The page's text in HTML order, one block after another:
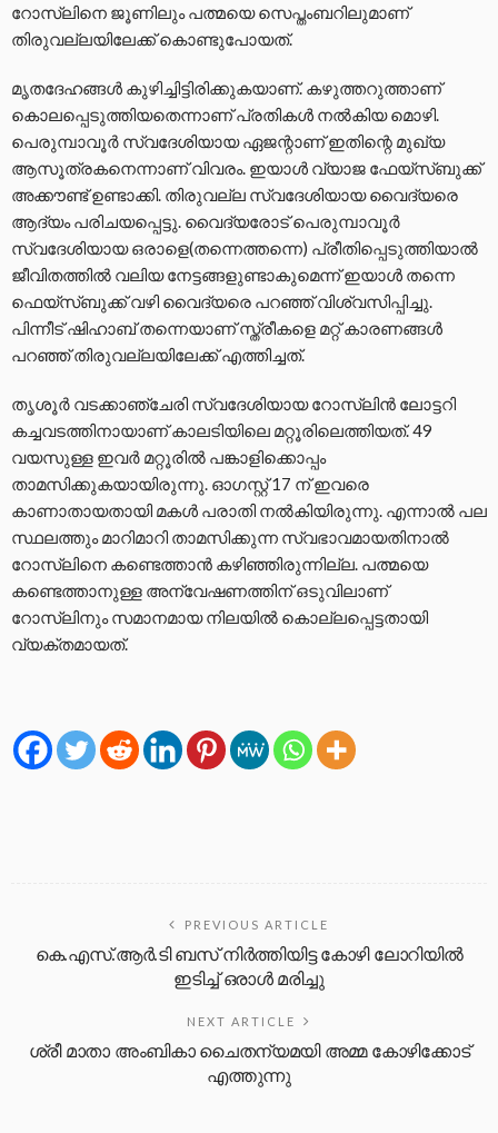
റോസ്‌ലിനെ ജൂണിലും പത്മയെ സെപ്തംബറിലുമാണ്
തിരുവല്ലയിലേക്ക് കൊണ്ടുപോയത്.
മൃതദേഹങ്ങൾ കുഴിച്ചിട്ടിരിക്കുകയാണ്. കഴുത്തറുത്താണ്
കൊലപ്പെടുത്തിയതെന്നാണ് പ്രതികൾ നൽകിയ മൊഴി.
പെരുമ്പാവൂർ സ്വദേശിയായ ഏജന്റാണ് ഇതിന്റെ മുഖ്യ
ആസൂത്രകനെന്നാണ് വിവരം. ഇയാൾ വ്യാജ ഫേയ്സ്ബുക്ക്
അക്കൗണ്ട് ഉണ്ടാക്കി. തിരുവല്ല സ്വദേശിയായ വൈദ്യരെ
ആദ്യം പരിചയപ്പെട്ടു. വൈദ്യരോട് പെരുമ്പാവൂർ
സ്വദേശിയായ ഒരാളെ(തന്നെത്തന്നെ) പ്രീതിപ്പെടുത്തിയാൽ
ജീവിതത്തിൽ വലിയ നേട്ടങ്ങളുണ്ടാകുമെന്ന് ഇയാൾ തന്നെ
ഫെയ്സ്ബുക്ക് വഴി വൈദ്യരെ പറഞ്ഞ് വിശ്വസിപ്പിച്ചു.
പിന്നീട് ഷിഹാബ് തന്നെയാണ് സ്ത്രീകളെ മറ്റ് കാരണങ്ങൾ
പറഞ്ഞ് തിരുവല്ലയിലേക്ക് എത്തിച്ചത്.
തൃശൂർ വടക്കാഞ്ചേരി സ്വദേശിയായ റോസ്‌ലിൻ ലോട്ടറി
കച്ചവടത്തിനായാണ് കാലടിയിലെ മറ്റൂരിലെത്തിയത്. 49
വയസുള്ള ഇവർ മറ്റൂരിൽ പങ്കാളിക്കൊപ്പം
താമസിക്കുകയായിരുന്നു. ഓഗസ്റ്റ് 17 ന് ഇവരെ
കാണാതായതായി മകൾ പരാതി നൽകിയിരുന്നു. എന്നാൽ പല
സ്ഥലത്തും മാറിമാറി താമസിക്കുന്ന സ്വഭാവമായതിനാൽ
റോസ്‌ലിനെ കണ്ടെത്താൻ കഴിഞ്ഞിരുന്നില്ല. പത്മയെ
കണ്ടെത്താനുള്ള അന്വേഷണത്തിന് ഒടുവിലാണ്
റോസ്‌ലിനും സമാനമായ നിലയിൽ കൊല്ലപ്പെട്ടതായി
വ്യക്തമായത്.
PREVIOUS ARTICLE
കെ.എസ്.ആർ.ടി ബസ് നിർത്തിയിട്ട കോഴി ലോറിയിൽ
ഇടിച്ച് ഒരാൾ മരിച്ചു
NEXT ARTICLE
ശ്രീ മാതാ അംബികാ ചൈതന്യമയി അമ്മ കോഴിക്കോട്
എത്തുന്നു